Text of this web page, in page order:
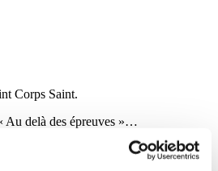
Corps Saint.
Au delà des épreuves »…
Au travers des yeux de Reina Flor,
Xavier, suivez pas à pas leurs parcours